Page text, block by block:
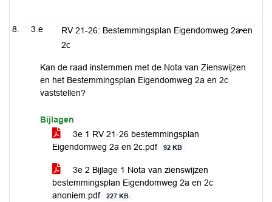
3.e
RV 21-26: Bestemmingsplan Eigendomweg 2a en
2c
Kan de raad instemmen met de Nota van Zienswijzen
en het Bestemmingsplan Eigendomweg 2a en 2c
vaststellen?
Bijlagen
3e 1 RV 21-26 bestemmingsplan
Eigendomweg 2a en 2c.pdf
92 KB
3e 2 Bijlage 1 Nota van zienswijzen
bestemmingsplan Eigendomweg 2a en 2c
anoniem.pdf
227 KB